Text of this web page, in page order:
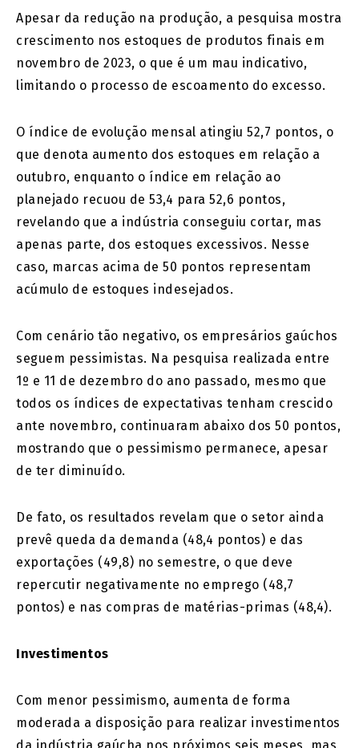
Apesar da redução na produção, a pesquisa mostra
crescimento nos estoques de produtos finais em
novembro de 2023, o que é um mau indicativo,
limitando o processo de escoamento do excesso.
O índice de evolução mensal atingiu 52,7 pontos, o
que denota aumento dos estoques em relação a
outubro, enquanto o índice em relação ao
planejado recuou de 53,4 para 52,6 pontos,
revelando que a indústria conseguiu cortar, mas
apenas parte, dos estoques excessivos. Nesse
caso, marcas acima de 50 pontos representam
acúmulo de estoques indesejados.
Com cenário tão negativo, os empresários gaúchos
seguem pessimistas. Na pesquisa realizada entre
1º e 11 de dezembro do ano passado, mesmo que
todos os índices de expectativas tenham crescido
ante novembro, continuaram abaixo dos 50 pontos,
mostrando que o pessimismo permanece, apesar
de ter diminuído.
De fato, os resultados revelam que o setor ainda
prevê queda da demanda (48,4 pontos) e das
exportações (49,8) no semestre, o que deve
repercutir negativamente no emprego (48,7
pontos) e nas compras de matérias-primas (48,4).
Investimentos
Com menor pessimismo, aumenta de forma
moderada a disposição para realizar investimentos